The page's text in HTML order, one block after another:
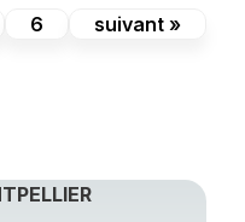
6 suivant »